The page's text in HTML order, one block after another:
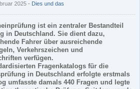
2025 - Dies und das
ist ein zentraler Bestandteil
in Deutschland. Sie dient dazu,
Fahrer über ausreichende
Verkehrszeichen und
verfügen.
Fragenkatalogs für die
in Deutschland erfolgte erstmals
umfasste damals 440 Fragen und legte